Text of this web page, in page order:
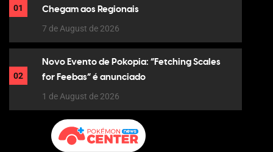
01
Chegam aos Regionais
7 de August de 2026
02
Novo Evento de Pokopia: “Fetching Scales
for Feebas” é anunciado
1 de August de 2026